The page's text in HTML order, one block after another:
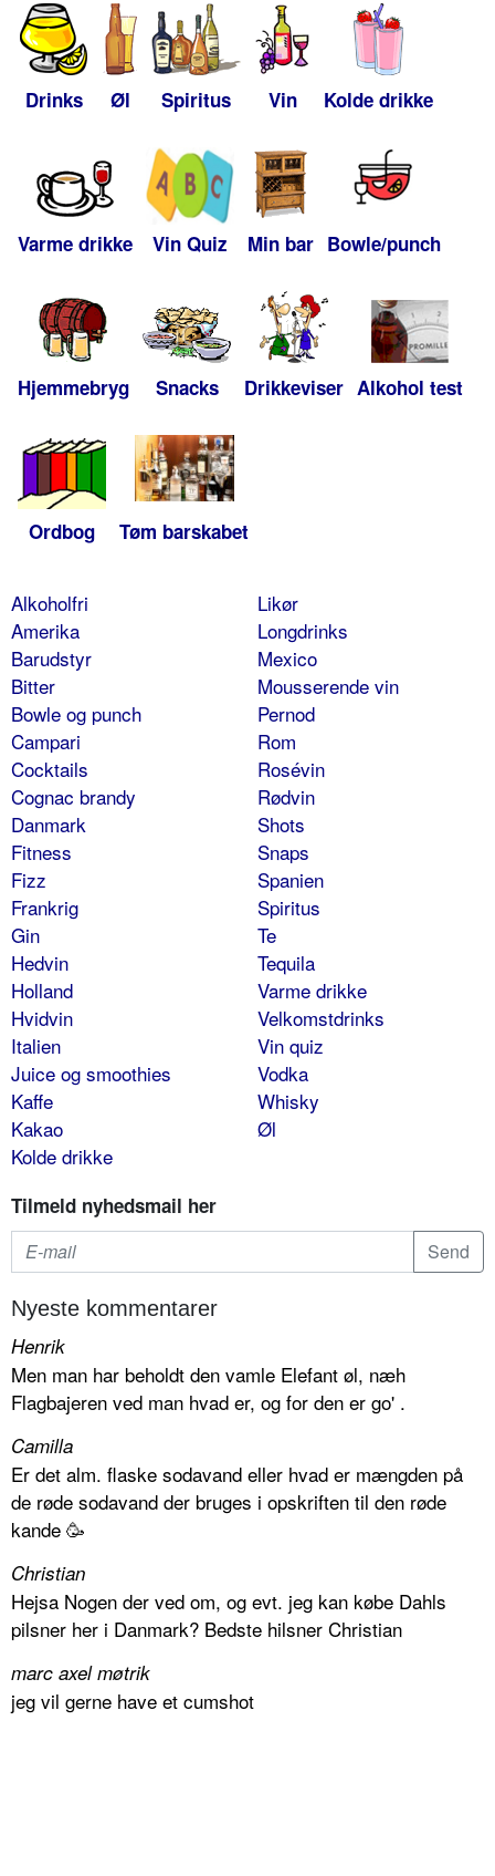
Drinks Øl Spiritus Vin Kolde drikke
Varme drikke Vin Quiz Min bar Bowle/punch
Hjemmebryg Snacks Drikkeviser Alkohol test
Ordbog Tøm barskabet
Alkoholfri
Amerika
Barudstyr
Bitter
Bowle og punch
Campari
Cocktails
Cognac brandy
Danmark
Fitness
Fizz
Frankrig
Gin
Hedvin
Holland
Hvidvin
Italien
Juice og smoothies
Kaffe
Kakao
Kolde drikke
Likør
Longdrinks
Mexico
Mousserende vin
Pernod
Rom
Rosévin
Rødvin
Shots
Snaps
Spanien
Spiritus
Te
Tequila
Varme drikke
Velkomstdrinks
Vin quiz
Vodka
Whisky
Øl
Tilmeld nyhedsmail her
Nyeste kommentarer
Henrik
Men man har beholdt den vamle Elefant øl, næh
Flagbajeren ved man hvad er, og for den er go' .
Camilla
Er det alm. flaske sodavand eller hvad er mængden på
de røde sodavand der bruges i opskriften til den røde
kande 🥳
Christian
Hejsa Nogen der ved om, og evt. jeg kan købe Dahls
pilsner her i Danmark? Bedste hilsner Christian
marc axel møtrik
jeg vil gerne have et cumshot